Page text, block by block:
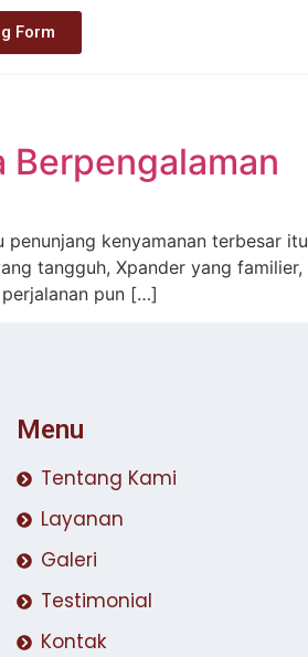
Form
kenyamanan terbesar itu
tangguh, Xpander yang familier,
pun […]
Menu
Tentang Kami
Layanan
Galeri
Testimonial
Kontak